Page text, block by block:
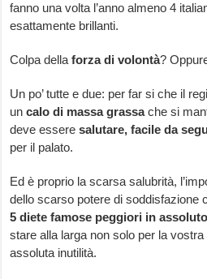
fanno una volta l’anno almeno 4
esattamente brillanti.
Colpa dellaforza di volontà?
Un po’ tutte e due: per far si che il
uncalo di massa grassache si
deve esseresalutare, facile da
per il palato.
Ed è proprio la scarsa salubrità,
dello scarso potere di soddisfazione
5 diete famose peggiori in assoluto
stare alla larga non solo per la
assoluta inutilità.